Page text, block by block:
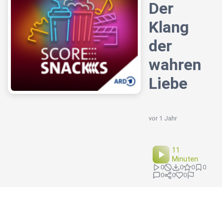
Der
Klang
der
wahren
Liebe
vor 1 Jahr
11
Minuten
0 0 0
0
0
0 0